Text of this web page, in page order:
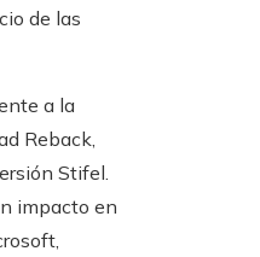
de las
a la
Reback,
Stifel.
impacto en